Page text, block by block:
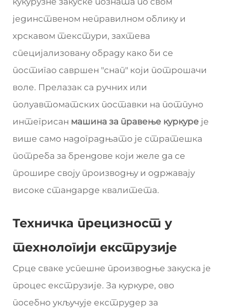
јединственом неправилном облику и
хрскавом текстури, захтева
специјализовану обраду како би се
постигао савршен "снап" који потрошачи
воле. Прелазак са ручних или
полуавтоматских поставки на потпуно
интегрисан машина за правење куркуре је
више само надоградњато је стратешка
потреба за брендове који желе да се
прошире своју производњу и одржавају
високе стандарде квалитета.
Техничка прецизност у
технологији екструзије
Срце сваке успешне производње закуска је
процес екструзије. За куркуре, ово
посебно укључује екструдер за